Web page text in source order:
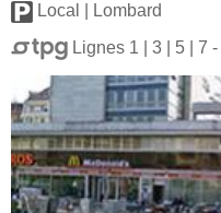
Local | Lombard
Lignes 1 | 3 | 5 | 7